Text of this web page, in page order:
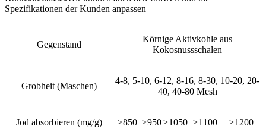
Spezifikationen der Kunden anpassen
Gegenstand
Körnige Aktivkohle aus
Kokosnussschalen
Grobheit (Maschen)
4-8, 5-10, 6-12, 8-16, 8-30, 10-20, 20-
40, 40-80 Mesh
Jod absorbieren (mg/g) ≥850 ≥950≥1050 ≥1100 ≥1200